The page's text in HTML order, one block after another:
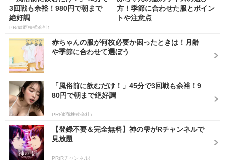
3回戦も余裕！980円で朝まで
絶好調
PR(健商株式会社)
方！季節に合わせた服とポイン
トや注意点
赤ちゃんの服が何枚必要か困ったときは！月齢
や季節に合わせて選ぼう
「風俗前に飲むだけ！」45分で3回戦も余裕！9
80円で朝まで絶好調
PR(健商株式会社)
【登録不要＆完全無料】神の雫がRチャンネルで
見放題
PR(Rチャンネル)